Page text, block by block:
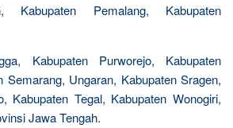
Kabupaten Pemalang, Kabupaten
Kabupaten Purworejo, Kabupaten
Semarang, Ungaran, Kabupaten Sragen,
Kabupaten Tegal, Kabupaten Wonogiri,
Jawa Tengah.